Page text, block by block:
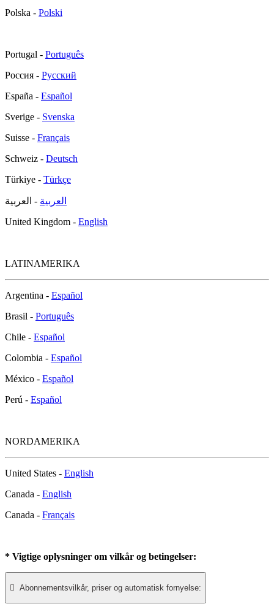
Polska - Polski
Portugal - Português
Россия - Русский
España - Español
Sverige - Svenska
Suisse - Français
Schweiz - Deutsch
Türkiye - Türkçe
العربية - العربية
United Kingdom - English
LATINAMERIKA
Argentina - Español
Brasil - Português
Chile - Español
Colombia - Español
México - Español
Perú - Español
NORDAMERIKA
United States - English
Canada - English
Canada - Français
* Vigtige oplysninger om vilkår og betingelser:
 Abonnementsvilkår, priser og automatisk fornyelse: